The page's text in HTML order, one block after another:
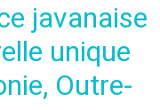
javanaise
unique
Outre-